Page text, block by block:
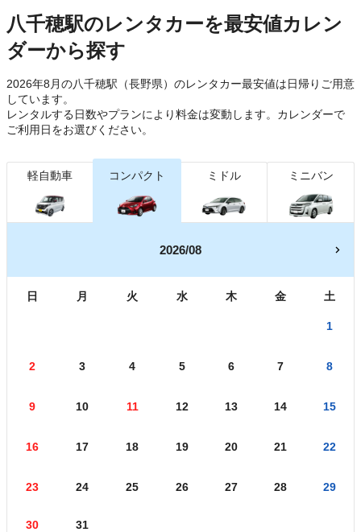
八千穂駅のレンタカーを最安値カレン
ダーから探す
2026年8月の八千穂駅（長野県）のレンタカー最安値は日帰り ご用意
しています。
レンタルする日数やプランにより料金は変動します。カレンダーで
ご利用日をお選びください。
軽自動車 コンパクト ミドル ミニバン
2026/08
日 月 火 水 木 金 土
1
2 3 4 5 6 7 8
9 10 11 12 13 14 15
16 17 18 19 20 21 22
23 24 25 26 27 28 29
30 31